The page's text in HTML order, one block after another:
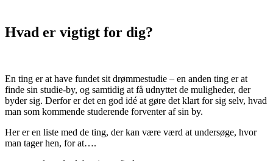
Hvad er vigtigt for dig?
En ting er at have fundet sit drømmestudie – en anden ting er at
finde sin studie-by, og samtidig at få udnyttet de muligheder, der
byder sig. Derfor er det en god idé at gøre det klart for sig selv, hvad
man som kommende studerende forventer af sin by.
Her er en liste med de ting, der kan være værd at undersøge, hvor
man tager hen, for at….